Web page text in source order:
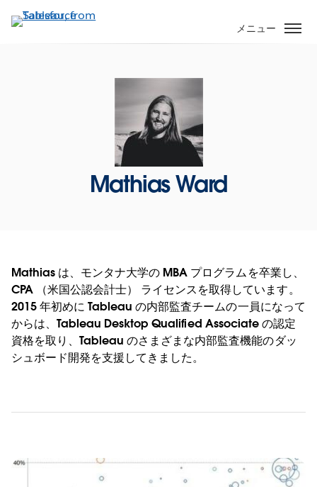
イ
メニュー
Mathias Ward
Mathias は、モンタナ大学の MBA プログラムを卒業し、
CPA （米国公認会計士） ライセンスを取得しています。
2015 年初めに Tableau の内部監査チームの一員になって
からは、Tableau Desktop Qualified Associate の認定
資格を取り、Tableau のさまざまな内部監査機能のダッ
シュボード開発を支援してきました。